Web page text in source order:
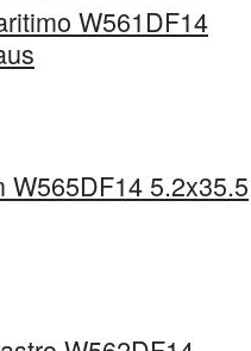
W561DF14
W565DF14 5.2x35.5